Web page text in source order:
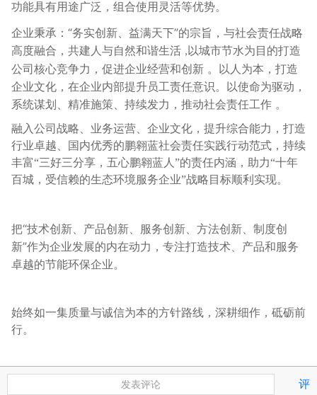
功能具有用途广泛，组合使用灵活等优势。
企业秉承： “务实创新、益满天下”的宗旨，与社会责任战略
高度融合，共建人与自然和谐生活 ,以城市节水为目的打造
公司核心竞争力，促进企业经营和创新 。以人为本，打造
企业文化，在企业内部提升员工责任意识。以使命为驱动，
系统谋划、精准施策、持续发力，推动社会责任工作 。
融入公司战略、业务运营、企业文化，提升综合能力，打造
行业卓越、
国内优秀的鹏翱蓝社会责任实践行动范式，持续
丰富“三好三分享， 五心鹏翱蓝人 ”的责任内涵，助力“十年
百城，受信赖的生态环境服务企业”战略目标顺利实现。
把“技术创新、产品创新、服务创新、方法创新、制度创
新”作为企业发展的内在动力，专注打造技术、产品和服务
卓越的节能环保企业。
始终如一集质量与诚信为本的方针路线，深耕细作，砥砺前
行。
发表评论 评